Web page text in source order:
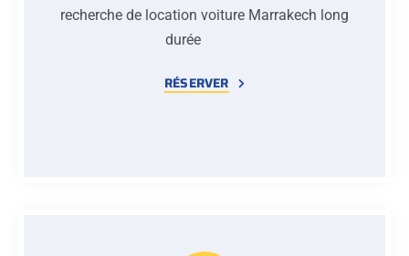
recherche de location voiture Marrakech long
durée
RÉSERVER